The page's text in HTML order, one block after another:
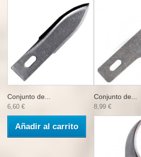
Conjunto de...
6,60 €
Añadir al carrito
Conjunto de...
8,99 €